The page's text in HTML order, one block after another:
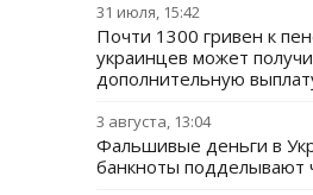
31 июля, 15:42
Почти 1300 гривен к
украинцев может
дополнительную
3 августа, 13:04
Фальшивые деньги в
банкноты подделывают